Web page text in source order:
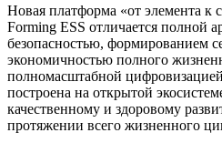
Новая платформа «от элемента к
Forming ESS отличается полной
безопасностью, формированием
экономичностью полного
полномасштабной
построена на открытой
качественному и здоровому
протяжении всего жизненного